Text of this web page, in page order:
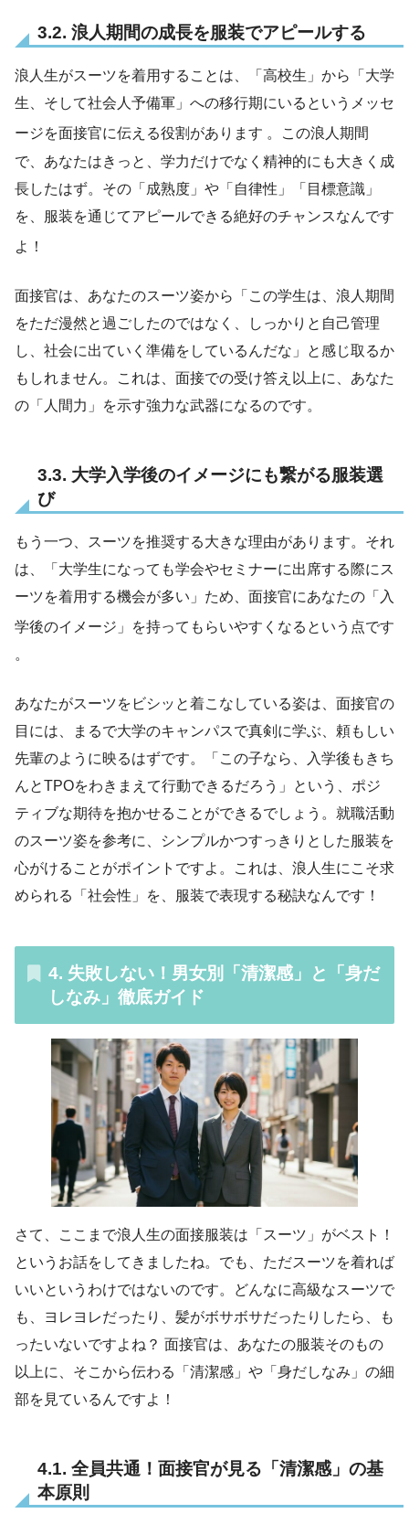
3.2. 浪人期間の成長を服装でアピールする
浪人生がスーツを着用することは、「高校生」から「大学
生、そして社会人予備軍」への移行期にいるというメッセ
ージを面接官に伝える役割があります 。この浪人期間
で、あなたはきっと、学力だけでなく精神的にも大きく成
長したはず。その「成熟度」や「自律性」「目標意識」
を、服装を通じてアピールできる絶好のチャンスなんです
よ！
面接官は、あなたのスーツ姿から「この学生は、浪人期間
をただ漫然と過ごしたのではなく、しっかりと自己管理
し、社会に出ていく準備をしているんだな」と感じ取るか
もしれません。これは、面接での受け答え以上に、あなた
の「人間力」を示す強力な武器になるのです。
3.3. 大学入学後のイメージにも繋がる服装選
び
もう一つ、スーツを推奨する大きな理由があります。それ
は、「大学生になっても学会やセミナーに出席する際にス
ーツを着用する機会が多い」ため、面接官にあなたの「入
学後のイメージ」を持ってもらいやすくなるという点です
。
あなたがスーツをビシッと着こなしている姿は、面接官の
目には、まるで大学のキャンパスで真剣に学ぶ、頼もしい
先輩のように映るはずです。「この子なら、入学後もきち
んとTPOをわきまえて行動できるだろう」という、ポジ
ティブな期待を抱かせることができるでしょう。就職活動
のスーツ姿を参考に、シンプルかつすっきりとした服装を
心がけることがポイントですよ。これは、浪人生にこそ求
められる「社会性」を、服装で表現する秘訣なんです！
4. 失敗しない！男女別「清潔感」と「身だ
しなみ」徹底ガイド
さて、ここまで浪人生の面接服装は「スーツ」がベスト！
というお話をしてきましたね。でも、ただスーツを着れば
いいというわけではないのです。どんなに高級なスーツで
も、ヨレヨレだったり、髪がボサボサだったりしたら、も
ったいないですよね？ 面接官は、あなたの服装そのもの
以上に、そこから伝わる「清潔感」や「身だしなみ」の細
部を見ているんですよ！
4.1. 全員共通！面接官が見る「清潔感」の基
本原則